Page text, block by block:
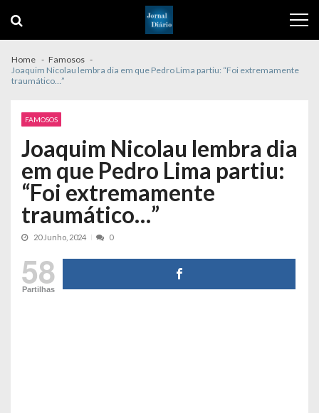
navigation
content
Home
Famosos
Joaquim Nicolau lembra dia em que Pedro Lima partiu: “Foi extremamente
traumático…”
FAMOSOS
Joaquim Nicolau lembra dia
em que Pedro Lima partiu:
“Foi extremamente
traumático…”
20 Junho, 2024 0
58
Partilhas